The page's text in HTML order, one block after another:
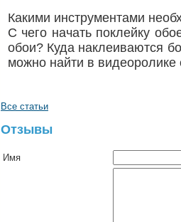
Какими инструментами
С чего начать поклейку
обои? Куда наклеиваются
можно найти в видеоролике
Все статьи
Отзывы
Имя